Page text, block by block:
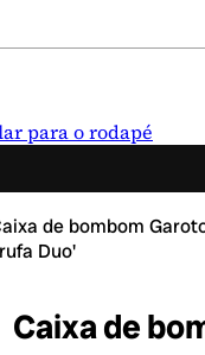
para o rodapé
de bombom
Duo'
Caixa de